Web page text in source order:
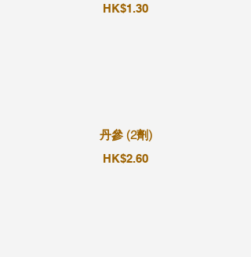
HK$1.30
丹參 (2劑)
HK$2.60